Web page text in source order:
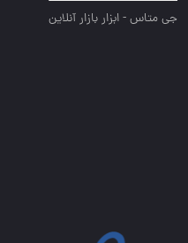
جی متاس - ابزار بازار آنلاین